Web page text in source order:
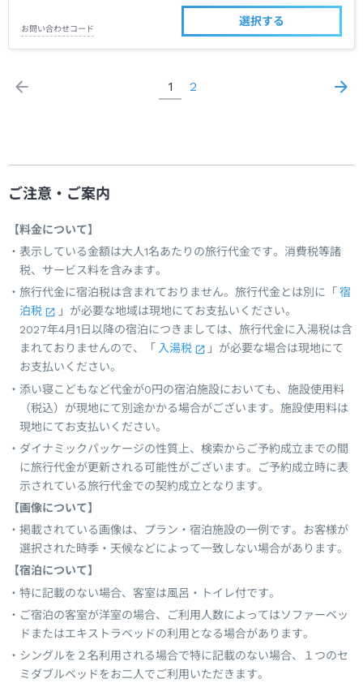
お問い合わせコード
選択する
1 2
ご注意・ご案内
【料金について】
表示している金額は大人1名あたりの旅行代金です。消費税等諸
税、サービス料を含みます。
旅行代金に宿泊税は含まれておりません。旅行代金とは別に「 宿
泊税
」が必要な地域は現地にてお支払いください。
2027年4月1日以降の宿泊につきましては、旅行代金に入湯税は含
まれておりませんので、「 入湯税
」が必要な場合は現地にて
お支払いください。
添い寝こどもなど代金が0円の宿泊施設においても、施設使用料
（税込）が現地にて別途かかる場合がございます。施設使用料は
現地にてお支払いください。
ダイナミックパッケージの性質上、検索からご予約成立までの間
に旅行代金が更新される可能性がございます。ご予約成立時に表
示されている旅行代金での契約成立となります。
【画像について】
掲載されている画像は、プラン・宿泊施設の一例です。お客様が
選択された時季・天候などによって一致しない場合があります。
【宿泊について】
特に記載のない場合、客室は風呂・トイレ付です。
ご宿泊の客室が洋室の場合、ご利用人数によってはソファーベッ
ドまたはエキストラベッドの利用となる場合があります。
シングルを２名利用される場合で特に記載のない場合、１つのセ
ミダブルベッドをお二人でご利用いただきます。